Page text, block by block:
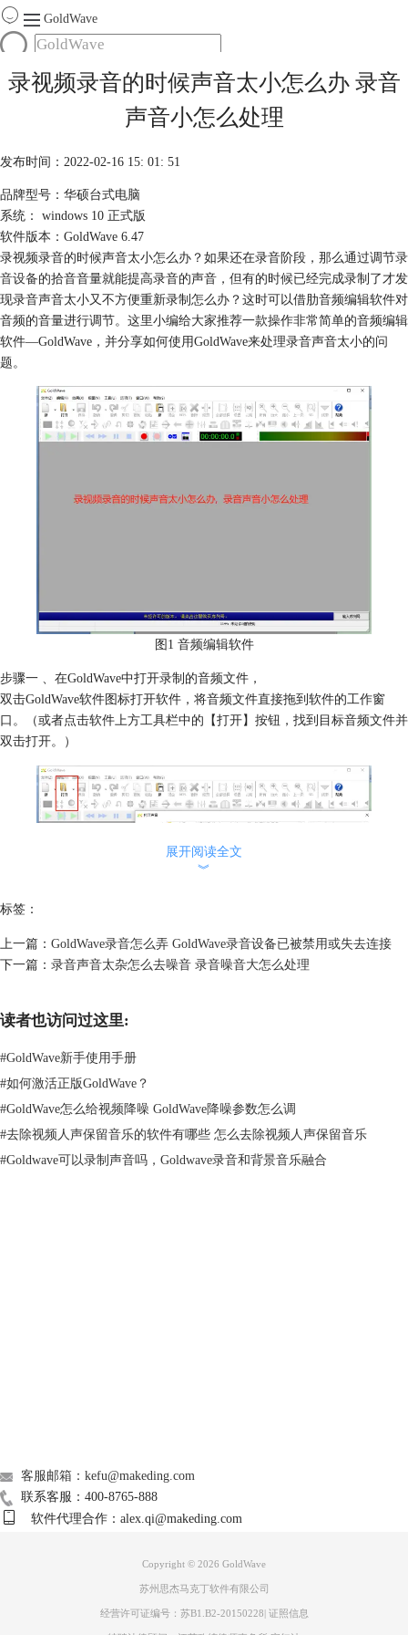
GoldWave
首页
产品
购买
录视频录音的时候声音太小怎么办 录音
声音小怎么处理
发布时间：2022-02-16 15: 01: 51
品牌型号：华硕台式电脑
系统： windows 10 正式版
软件版本：GoldWave 6.47
录视频录音的时候声音太小怎么办？如果还在录音阶段，那么通过调节录
音设备的拾音音量就能提高录音的声音，但有的时候已经完成录制了才发
现录音声音太小又不方便重新录制怎么办？这时可以借肋音频编辑软件对
音频的音量进行调节。这里小编给大家推荐一款操作非常简单的音频编辑
软件—GoldWave，并分享如何使用GoldWave来处理录音声音太小的问
题。
图1 音频编辑软件
步骤一 、在GoldWave中打开录制的音频文件，
双击GoldWave软件图标打开软件，将音频文件直接拖到软件的工作窗
口。（或者点击软件上方工具栏中的【打开】按钮，找到目标音频文件并
双击打开。）
步骤二、消除噪音（如需）
一般录制的音频都会有一定的噪音，
除掉，不然放大的声音的同时也把噪音同步放大了
样本并复制，全选整段音频，点击软件上方的菜单栏中【效果】，鼠标移
动下拉菜单中的【过滤】，再点击【降噪】，打开降噪指令界面。
展开阅读全文
︾
标签：
上一篇： GoldWave录音怎么弄 GoldWave录音设备已被禁用或失去连接
下一篇： 录音声音太杂怎么去噪音 录音噪音大怎么处理
读者也访问过这里:
#GoldWave新手使用手册
#如何激活正版GoldWave？
#GoldWave怎么给视频降噪 GoldWave降噪参数怎么调
#去除视频人声保留音乐的软件有哪些 怎么去除视频人声保留音乐
#Goldwave可以录制声音吗，Goldwave录音和背景音乐融合
客服邮箱：kefu@makeding.com
联系客服：400-8765-888
软件代理合作：alex.qi@makeding.com
Copyright © 2026 GoldWave
苏州思杰马克丁软件有限公司
经营许可证编号：苏B1.B2-20150228| 证照信息